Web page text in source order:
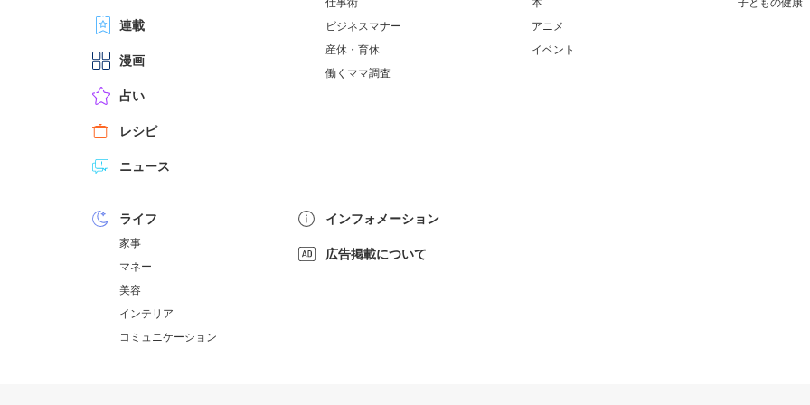
連載
漫画
占い
レシピ
ニュース
仕事術
ビジネスマナー
産休・育休
働くママ調査
本
アニメ
イベント
子どもの健康
ライフ
家事
マネー
美容
インテリア
コミュニケーション
インフォメーション
広告掲載について